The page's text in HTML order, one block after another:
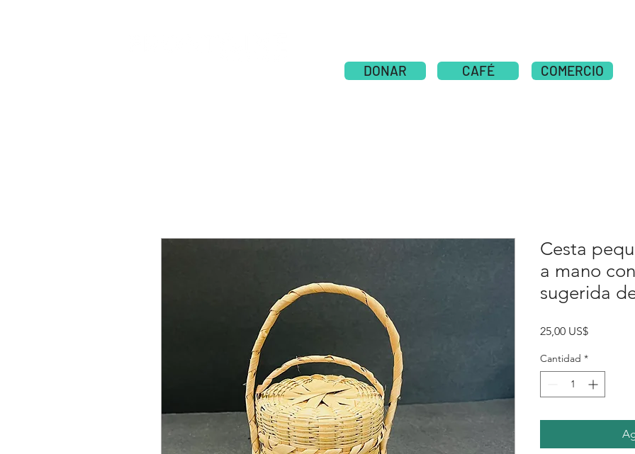
DONAR CAFÉ COMERCIO
Cesta
a mano
sugerida
25,00 US$Precio
Cantidad *